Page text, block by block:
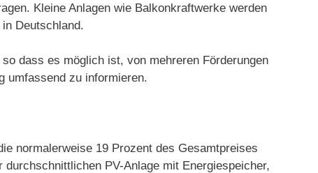
Kleine Anlagen wie Balkonkraftwerke werden
Deutschland.
dass es möglich ist, von mehreren Förderungen
umfassend zu informieren.
normalerweise 19 Prozent des Gesamtpreises
PV-Anlage mit Energiespeicher,